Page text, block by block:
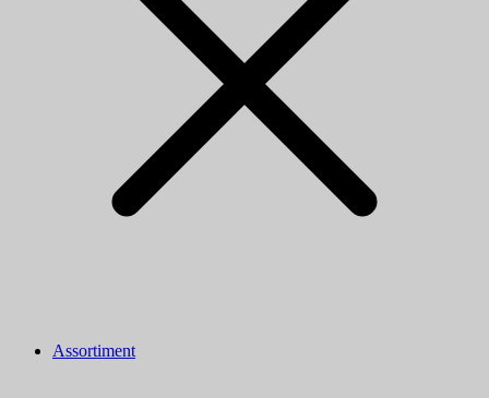
Assortiment